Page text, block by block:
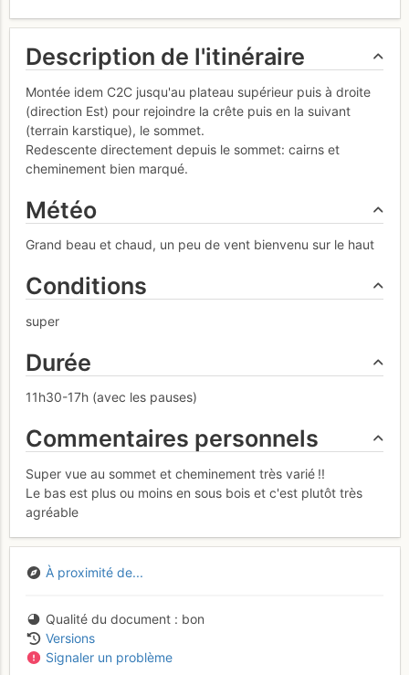
Description de l'itinéraire
Montée idem C2C jusqu'au plateau supérieur puis à droite
(direction Est) pour rejoindre la crête puis en la suivant
(terrain karstique), le sommet.
Redescente directement depuis le sommet: cairns et
cheminement bien marqué.
Météo
Grand beau et chaud, un peu de vent bienvenu sur le haut
Conditions
super
Durée
11h30-17h (avec les pauses)
Commentaires personnels
Super vue au sommet et cheminement très varié !!
Le bas est plus ou moins en sous bois et c'est plutôt très
agréable
À proximité de...
Qualité du document
bon
Versions
Signaler un problème